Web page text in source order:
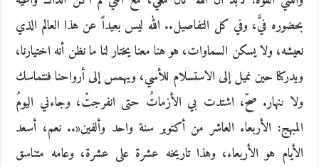
بحضوره فيَّ، وفي كل التفاصيل.. الله ليس بعيداً عن هذا العالم الذي
نعيشه، ولا يسكن السماوات، هو هنا معنا يختار لنا ما نظن أنه اختيارنا،
ويدركنا حين نميل إلى الاستسلام للأسي، ويهمس إلى أرواحنا فنتماسك
ولا ننهار. صحّ، اشتدت بي الأزماتُ حتى انفرجتْ، وجاءني اليومُ
المبهج: الأربعاء العاشر من أكتوبر سنة واحد وألفين«.. نعم، أسعد
الأيام هو الأربعاء، وهذا تاريخه عشرة على عشرة، وعامه متناسق